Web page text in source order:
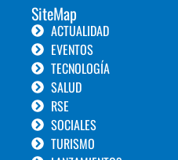
SiteMap
ACTUALIDAD
EVENTOS
TECNOLOGÍA
SALUD
RSE
SOCIALES
TURISMO